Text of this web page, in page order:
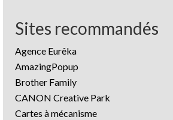
Sites recommandés
Agence Eurêka
AmazingPopup
Brother Family
CANON Creative Park
Cartes à mécanisme